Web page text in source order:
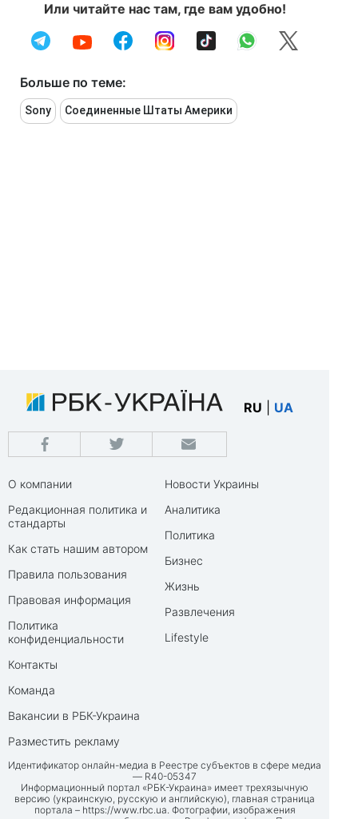
Или читайте нас там, где вам удобно!
Больше по теме:
Sony Соединенные Штаты Америки
RU UA
О компании
Редакционная политика и
стандарты
Как стать нашим автором
Правила пользования
Правовая информация
Политика
конфиденциальности
Контакты
Команда
Вакансии в РБК-Украина
Разместить рекламу
Новости Украины
Аналитика
Политика
Бизнес
Жизнь
Развлечения
Lifestyle
Идентификатор онлайн-медиа в Реестре субъектов в сфере медиа
— R40-05347
Информационный портал «РБК-Украина» имеет трехязычную
версию (украинскую, русскую и английскую), главная страница
портала – https://www.rbc.ua. Фотографии, изображения